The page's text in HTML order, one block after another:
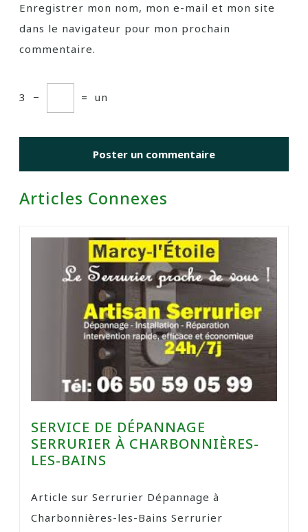
Enregistrer mon nom, mon e-mail et mon site
dans le navigateur pour mon prochain
commentaire.
3 − = un
Articles Connexes
SERVICE DE DÉPANNAGE
SERRURIER À CHARBONNIÈRES-
LES-BAINS
Article sur Serrurier Dépannage à
Charbonnières-les-Bains Serrurier